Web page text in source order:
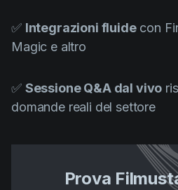
✅ Integrazioni fluidecon
Magic e altro
✅ Sessione Q&A dal vivo
domande reali del settore
Prova